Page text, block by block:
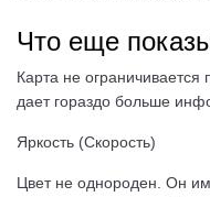
Что еще
Карта не
дает гораздо больше
Яркость (Скорость)
Цвет не однороден. Он